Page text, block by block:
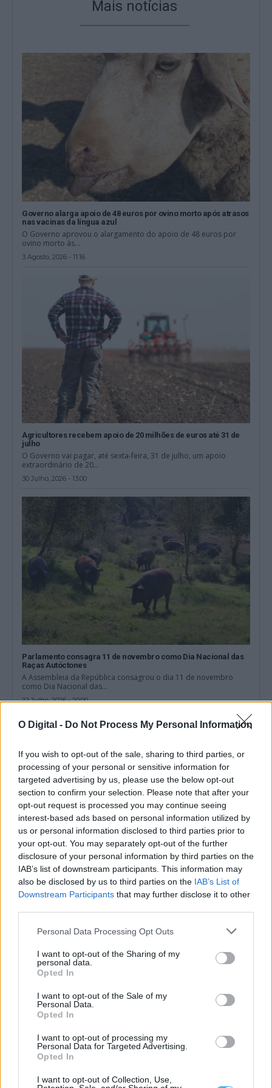
O Digital - Do Not Process My Personal Information
If you wish to opt-out of the sale, sharing to third parties, or
processing of your personal or sensitive information for
targeted advertising by us, please use the below opt-out
section to confirm your selection. Please note that after your
opt-out request is processed you may continue seeing
interest-based ads based on personal information utilized by
us or personal information disclosed to third parties prior to
your opt-out. You may separately opt-out of the further
disclosure of your personal information by third parties on the
IAB’s list of downstream participants. This information may
also be disclosed by us to third parties on the IAB’s List of
Downstream Participants that may further disclose it to other
Personal Data Processing Opt Outs
I want to opt-out of the Sharing of my
personal data.
Opted In
I want to opt-out of the Sale of my
Personal Data.
Opted In
I want to opt-out of processing my
Personal Data for Targeted Advertising.
Opted In
I want to opt-out of Collection, Use,
Mais notícias
Governo alarga apoio de 48 euros por ovino morto após atrasos
nas vacinas da língua azul
O Governo aprovou o alargamento do apoio de 48 euros por
ovino morto às...
3 Agosto, 2026 - 11:16
Agricultores recebem apoio de 20 milhões de euros até 31 de
julho
O Governo vai pagar, até sexta-feira, 31 de julho, um apoio
extraordinário de 20...
30 Julho, 2026 - 13:00
Parlamento consagra 11 de novembro como Dia Nacional das
Raças Autóctones
A Assembleia da República consagrou o dia 11 de novembro
como Dia Nacional das...
22 Julho, 2026 - 20:00
Parlamento recomenda preço mínimo para a lã e criação de
lavadouro nacional
A Assembleia da República recomendou ao Governo a criação de